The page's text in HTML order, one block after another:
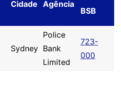
Cidade Agência
BSB
Sydney
Police
Bank
Limited
723-
000